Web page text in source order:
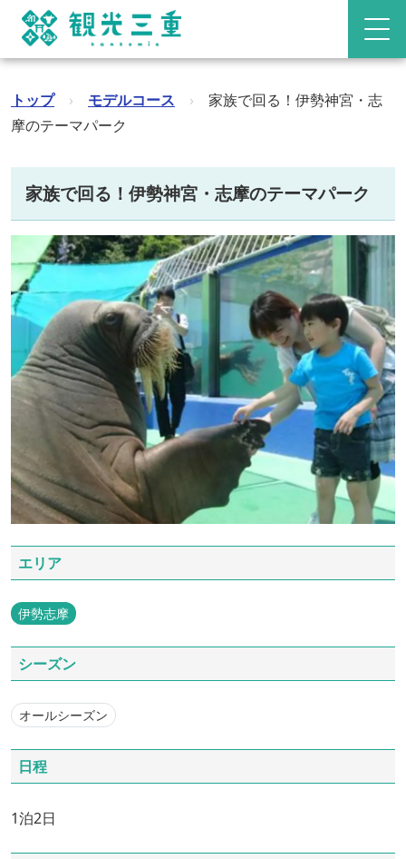
トップ › モデルコース ›
家族で回る！伊勢神宮・志
摩のテーマパーク
家族で回る！伊勢神宮・志摩のテーマパーク
エリア
伊勢志摩
シーズン
オールシーズン
日程
1泊2日